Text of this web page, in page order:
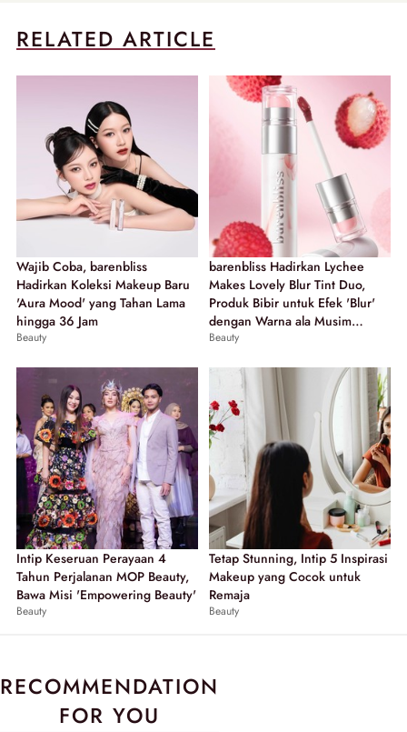
RELATED ARTICLE
Wajib Coba, barenbliss
Hadirkan Koleksi Makeup Baru
'Aura Mood' yang Tahan Lama
hingga 36 Jam
Beauty
barenbliss Hadirkan Lychee
Makes Lovely Blur Tint Duo,
Produk Bibir untuk Efek 'Blur'
dengan Warna ala Musim
Gugur
Beauty
Intip Keseruan Perayaan 4
Tahun Perjalanan MOP Beauty,
Bawa Misi 'Empowering Beauty'
Beauty
Tetap Stunning, Intip 5 Inspirasi
Makeup yang Cocok untuk
Remaja
Beauty
RECOMMENDATION
FOR YOU